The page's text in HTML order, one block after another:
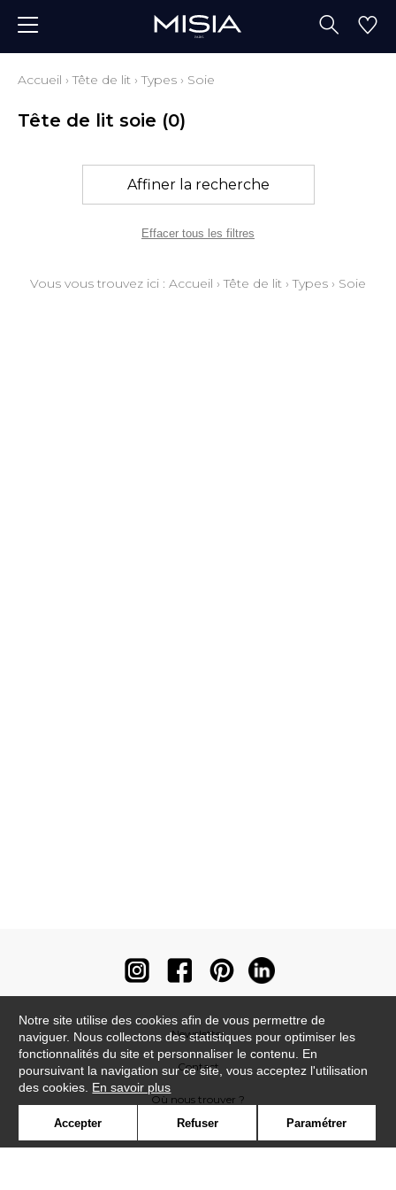
Accueil ›Tête de lit ›Types › Soie
Tête de lit soie (0)
Affiner la recherche
Effacer tous les filtres
Vous vous trouvez ici : Accueil ›Tête de lit ›Types › Soie
Newsletter
Contact
Où nous trouver ?
Notre site utilise des cookies afin de vous permettre de
naviguer. Nous collectons des statistiques pour optimiser les
fonctionnalités du site et personnaliser le contenu. En
poursuivant la navigation sur ce site, vous acceptez l'utilisation
des cookies. En savoir plus
Accepter Refuser Paramétrer